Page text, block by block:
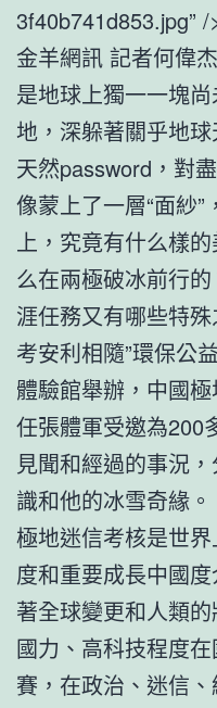
3f40b741d853.jpg”
金羊網訊 記者何偉
是地球上獨一一塊
地，深躲著關乎地
天然password，對
像蒙上了一層“面紗
上，究竟有什么樣
么在兩極破冰前行
涯任務又有哪些特
考安利相隨”環保公
體驗館舉辦，中國
任張體軍受邀為200
見聞和經過的事況
識和他的冰雪奇緣。
極地迷信考核是世
度和重要成長中國
著全球變更和人類
國力、高科技程度
賽，在政治、迷信